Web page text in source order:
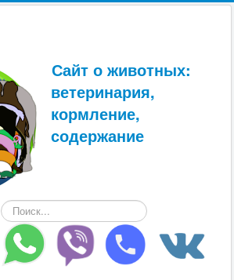
Сайт о животных:
ветеринария,
кормление,
содержание
Искать...